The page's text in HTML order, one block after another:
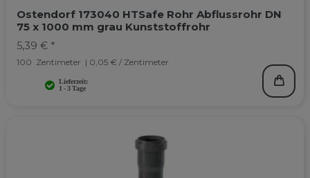
Ostendorf 173040 HTSafe Rohr Abflussrohr DN
75 x 1000 mm grau Kunststoffrohr
5,39 € *
100 Zentimeter | 0,05 € / Zentimeter